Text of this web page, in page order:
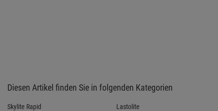
Diesen Artikel finden Sie in folgenden Kategorien
Skylite Rapid Lastolite